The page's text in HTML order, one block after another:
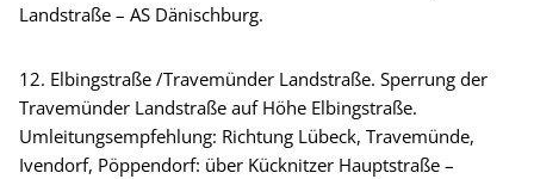
Landstraße – AS Dänischburg.
12. Elbingstraße /Travemünder Landstraße. Sperrung der
Travemünder Landstraße auf Höhe Elbingstraße.
Umleitungsempfehlung: Richtung Lübeck, Travemünde,
Ivendorf, Pöppendorf: über Kücknitzer Hauptstraße –